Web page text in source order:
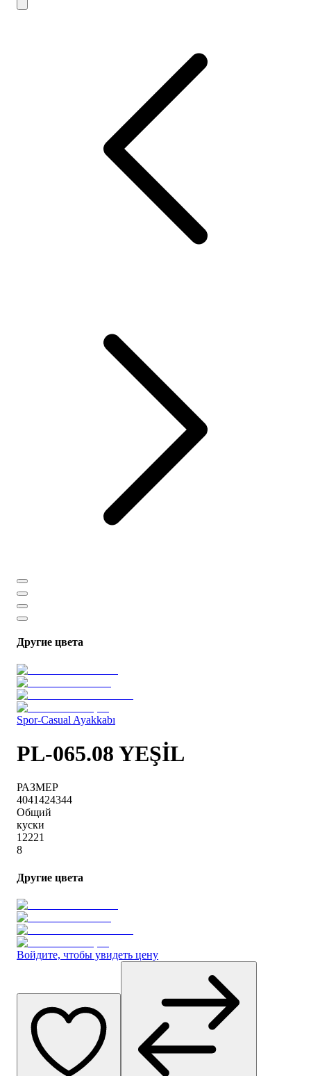
Другие цвета
Spor-Casual Ayakkabı
PL-065.08 YEŞİL
РАЗМЕР
4041424344
Общий
куски
12221
8
Другие цвета
Войдите, чтобы увидеть цену